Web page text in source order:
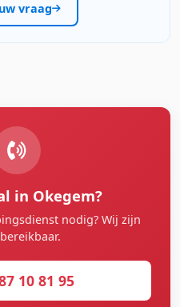
vraag
in Okegem?
nodig? Wij zijn
10 81 95